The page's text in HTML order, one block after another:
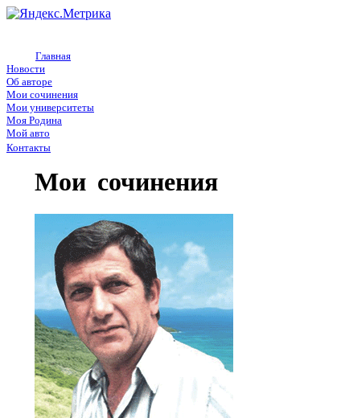
Главная
Новости
Об авторе
Мои сочинения
Мои университеты
Моя Родина
Мой авто
Контакты
Мои сочинения